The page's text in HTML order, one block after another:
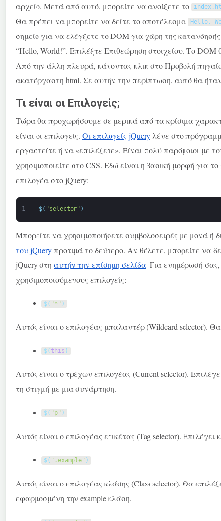
αρχείο. Μετά από αυτό, μπορείτε να ανοίξετε το index.
Θα πρέπει να μπορείτε να δείτε το αποτέλεσμα Hello,
σημείο για να ελέγξετε το DOM για χάρη της
“Hello, World!”. Επιλέξτε Επιθεώρηση στοιχείου. Το DOM
Από την άλλη πλευρά, κάνοντας κλικ στο Προβολή
ακατέργαστη html. Σε αυτήν την περίπτωση, αυτό θα
Τι είναι οι Επιλογείς;
Τώρα θα προχωρήσουμε σε μερικά από τα κρίσιμα
είναι οι επιλογείς. Οι επιλογείς jQuery λένε στο
εργαστείτε ή να «επιλέξετε». Είναι πολύ παρόμοιοι με
χρησιμοποιείτε στο CSS. Εδώ είναι η βασική μορφή για
επιλογέα στο jQuery:
1 $( "selector" )
Μπορείτε να χρησιμοποιήσετε συμβολοσειρές με μονά ή
του jQueryπροτιμά το δεύτερο. Αν θέλετε, μπορείτε να
jQuery στη αυτήν την επίσημη σελίδα. Για ενημέρωσή
χρησιμοποιούμενους επιλογείς:
$( "*" )
Αυτός είναι ο επιλογέας μπαλαντέρ (Wildcard selector).
$( this )
Αυτός είναι ο τρέχων επιλογέας (Current selector).
τη στιγμή με μια συνάρτηση.
$( "p" )
Αυτός είναι ο επιλογέας ετικέτας (Tag selector).
$( ".example" )
Αυτός είναι ο επιλογέας κλάσης (Class selector). Θα
εφαρμοσμένη την exampleκλάση.